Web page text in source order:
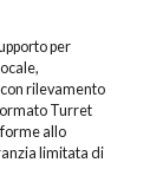
per
rilevamento
Turret
allo
limitata di